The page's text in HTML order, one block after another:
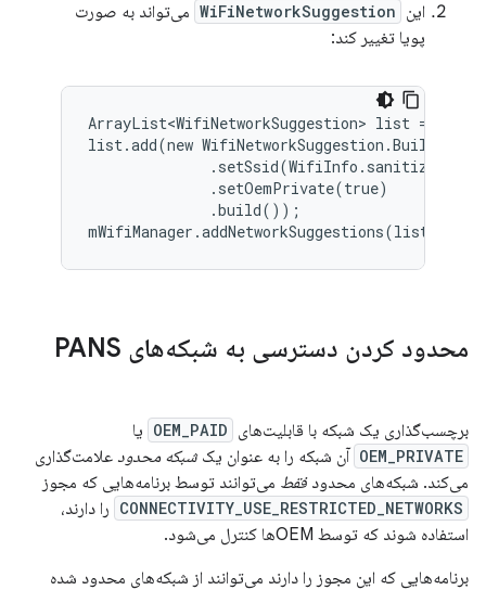
این WiFiNetworkSuggestion می‌تواند به صورت
پویا تغییر کند:
ArrayList<WifiNetworkSuggestion> list = new
list.add(new WifiNetworkSuggestion.Builder()
              .setOemPrivate(true)
              .build());
mWifiManager.addNetworkSuggestions(list);
محدود کردن دسترسی به شبکه‌های PANS
برچسب‌گذاری یک شبکه با قابلیت‌های OEM_PAID یا
OEM_PRIVATE آن شبکه را به عنوان یکشبکه محدود علامت‌گذاری
می‌کند. شبکه‌های محدودفقط می‌توانند توسط برنامه‌هایی که مجوز
CONNECTIVITY_USE_RESTRICTED_NETWORKS را دارند،
استفاده شوند که توسط OEMها کنترل می‌شود.
برنامه‌هایی که این مجوز را دارند می‌توانند از شبکه‌های محدود شده